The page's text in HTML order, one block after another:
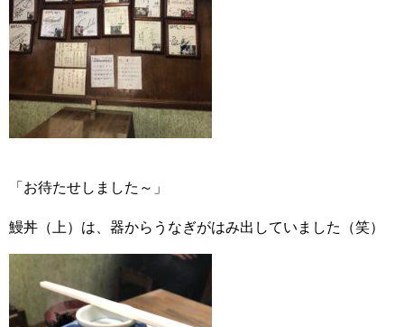
「お待たせしました～」
鰻丼（上）は、器からうなぎがはみ出していました（笑）